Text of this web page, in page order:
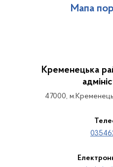
Мапа
Кременецька
47000,